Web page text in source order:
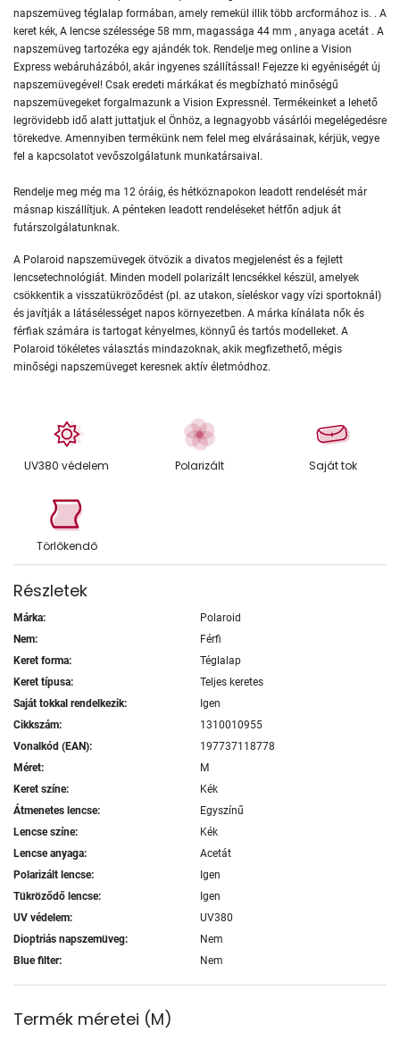
napszemüveg téglalap formában, amely remekül illik több arcformához is. . A
keret kék, A lencse szélessége 58 mm, magassága 44 mm , anyaga acetát . A
napszemüveg tartozéka egy ajándék tok. Rendelje meg online a Vision
Express webáruházából, akár ingyenes szállítással! Fejezze ki egyéniségét új
napszemüvegével! Csak eredeti márkákat és megbízható minőségű
napszemüvegeket forgalmazunk a Vision Expressnél. Termékeinket a lehető
legrövidebb idő alatt juttatjuk el Önhöz, a legnagyobb vásárlói megelégedésre
törekedve. Amennyiben termékünk nem felel meg elvárásainak, kérjük, vegye
fel a kapcsolatot vevőszolgálatunk munkatársaival.
Rendelje meg még ma 12 óráig, és hétköznapokon leadott rendelését már
másnap kiszállítjuk. A pénteken leadott rendeléseket hétfőn adjuk át
futárszolgálatunknak.
A Polaroid napszemüvegek ötvözik a divatos megjelenést és a fejlett
lencsetechnológiát. Minden modell polarizált lencsékkel készül, amelyek
csökkentik a visszatükröződést (pl. az utakon, síeléskor vagy vízi sportoknál)
és javítják a látásélességet napos környezetben. A márka kínálata nők és
férfiak számára is tartogat kényelmes, könnyű és tartós modelleket. A
Polaroid tökéletes választás mindazoknak, akik megfizethető, mégis
minőségi napszemüveget keresnek aktív életmódhoz.
UV380 védelem Polarizált Saját tok
Törlőkendő
Részletek
Márka:
Polaroid
Nem:
Férfi
Keret forma:
Téglalap
Keret típusa:
Teljes keretes
Saját tokkal rendelkezik:
Igen
Cikkszám:
1310010955
Vonalkód (EAN):
197737118778
Méret:
M
Keret színe:
Kék
Átmenetes lencse:
Egyszínű
Lencse színe:
Kék
Lencse anyaga:
Acetát
Polarizált lencse:
Igen
Tükröződő lencse:
Igen
UV védelem:
UV380
Dioptriás napszemüveg:
Nem
Blue filter:
Nem
Termék méretei (M)